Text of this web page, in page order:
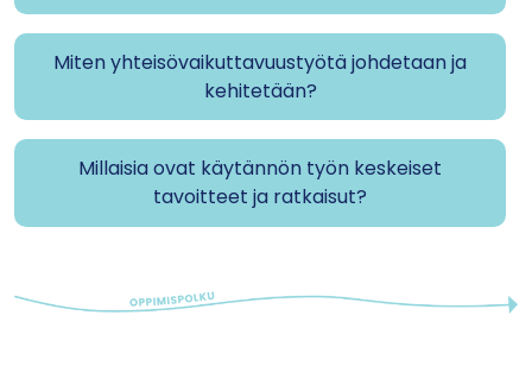
Miten yhteisövaikuttavuustyötä johdetaan ja
kehitetään?
Millaisia ovat käytännön työn keskeiset
tavoitteet ja ratkaisut?